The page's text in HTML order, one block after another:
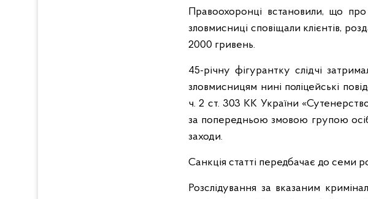
Правоохоронці встановили, що
зловмисниці сповіщали клієнтів,
2000 гривень.
45-річну фігурантку слідчі
зловмисницям нині поліцейські
ч. 2 ст. 303 КК України
за попередньою змовою групою
заходи.
Санкція статті передбачає до семи
Розслідування за вказаним